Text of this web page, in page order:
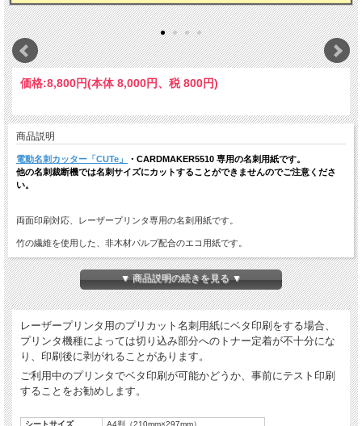
価格:8,800円(本体 8,000円、税 800円)
商品説明
電動名刺カッター「CUTe」
・CARDMAKER5510 専用の名刺用紙です。
他の名刺裁断機では名刺サイズにカットすることができませんのでご注意くださ
い。
両面印刷対応、レーザープリンタ専用の名刺用紙です。
竹の繊維を使用した、非木材パルプ配合のエコ用紙です。
用紙色はクリームで、ややざらついた独特の質感があります。
用紙の特性上、印刷ムラの出る場合がございます。お手持ちのプリンタで予め印字
テストをしてからご利用ください。
ケナフ紙（販売終了）と同等の色・質感です。
用紙サンプルをご希望の際は、【support@swave.co.jp】までお問い合わせいただ
くか、【用紙サンプル請求フォーム】からご請求ください。
▼ 商品説明の続きを見る ▼
レーザープリンタ用のプリカット名刺用紙にベタ印刷をする場合、
プリンタ機種によっては切り込み部分へのトナー定着が不十分にな
り、印刷後に剥がれることがあります。
ご利用中のプリンタでベタ印刷が可能かどうか、事前にテスト印刷
することをお勧めします。
シートサイズ
A4判（210mm×297mm）